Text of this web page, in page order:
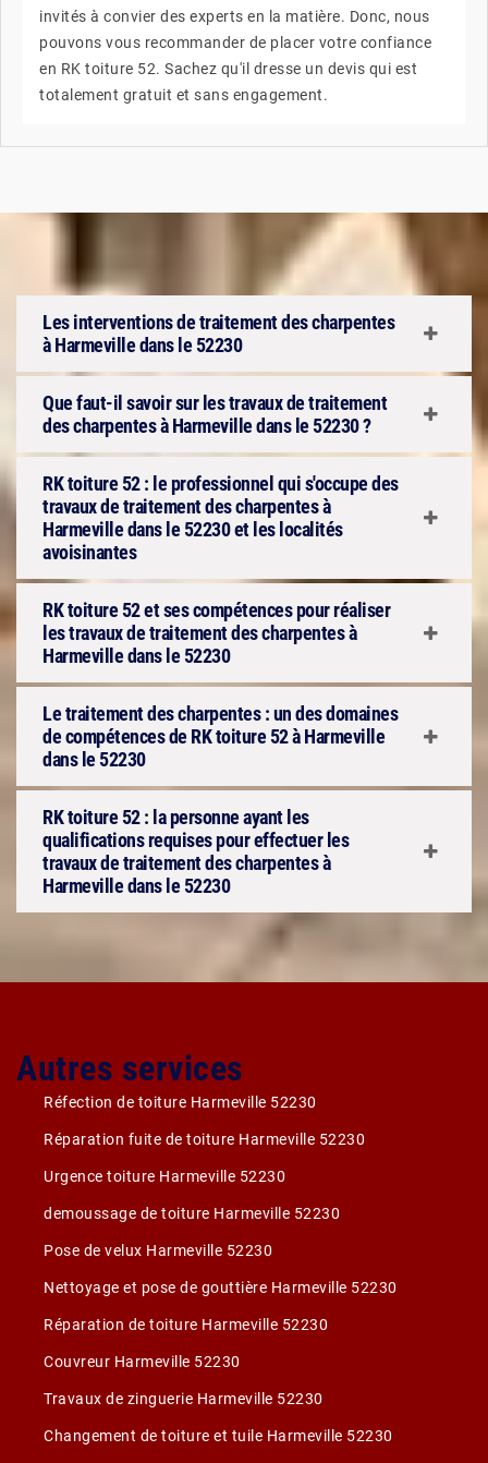
invités à convier des experts en la matière. Donc, nous
pouvons vous recommander de placer votre confiance
en RK toiture 52. Sachez qu'il dresse un devis qui est
totalement gratuit et sans engagement.
Les interventions de traitement des charpentes
à Harmeville dans le 52230
Que faut-il savoir sur les travaux de traitement
des charpentes à Harmeville dans le 52230 ?
RK toiture 52 : le professionnel qui s'occupe des
travaux de traitement des charpentes à
Harmeville dans le 52230 et les localités
avoisinantes
RK toiture 52 et ses compétences pour réaliser
les travaux de traitement des charpentes à
Harmeville dans le 52230
Le traitement des charpentes : un des domaines
de compétences de RK toiture 52 à Harmeville
dans le 52230
RK toiture 52 : la personne ayant les
qualifications requises pour effectuer les
travaux de traitement des charpentes à
Harmeville dans le 52230
Autres services
Réfection de toiture Harmeville 52230
Réparation fuite de toiture Harmeville 52230
Urgence toiture Harmeville 52230
demoussage de toiture Harmeville 52230
Pose de velux Harmeville 52230
Nettoyage et pose de gouttière Harmeville 52230
Réparation de toiture Harmeville 52230
Couvreur Harmeville 52230
Travaux de zinguerie Harmeville 52230
Changement de toiture et tuile Harmeville 52230